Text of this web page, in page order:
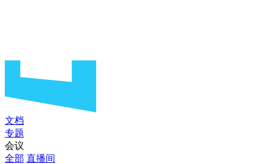
文档
专题
会议
全部 直播间